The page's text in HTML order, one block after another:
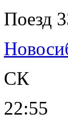
Поезд
СК
22:55